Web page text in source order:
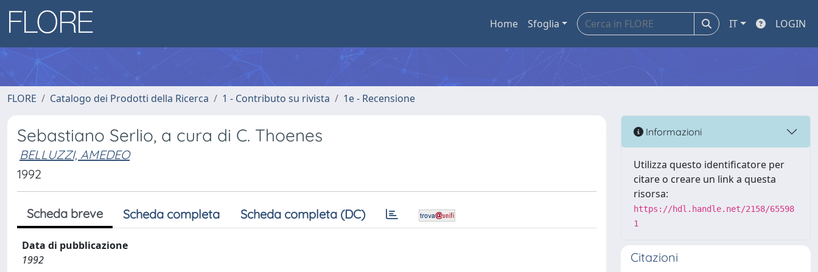
Home Sfoglia IT LOGIN
FLORE Catalogo dei Prodotti della Ricerca 1 - Contributo su rivista 1e - Recensione
Sebastiano Serlio, a cura di C. Thoenes
BELLUZZI, AMEDEO
1992
Scheda breve Scheda completa Scheda completa (DC)
Data di pubblicazione
1992
Informazioni
Utilizza questo identificatore per
citare o creare un link a questa
risorsa:
https://hdl.handle.net/2158/65598
1
Citazioni